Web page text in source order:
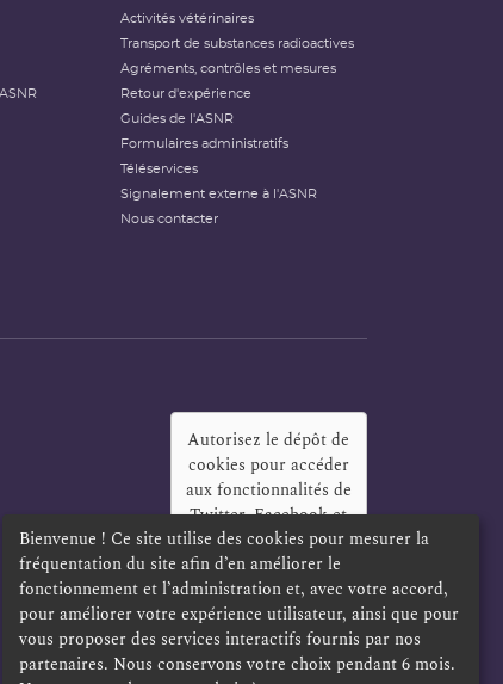
Activités vétérinaires
Transport de substances radioactives
Agréments, contrôles et mesures
Retour d'expérience
Guides de l'ASNR
Formulaires administratifs
Téléservices
Signalement externe à l'ASNR
Nous contacter
Autorisez le dépôt de
cookies pour accéder
aux fonctionnalités de
Twitter, Facebook et
LinkedIn?
Oui
Toujours
Bienvenue ! Ce site utilise des cookies pour mesurer la
fréquentation du site afin d’en améliorer le
fonctionnement et l’administration et, avec votre accord,
pour améliorer votre expérience utilisateur, ainsi que pour
vous proposer des services interactifs fournis par nos
partenaires. Nous conservons votre choix pendant 6 mois.